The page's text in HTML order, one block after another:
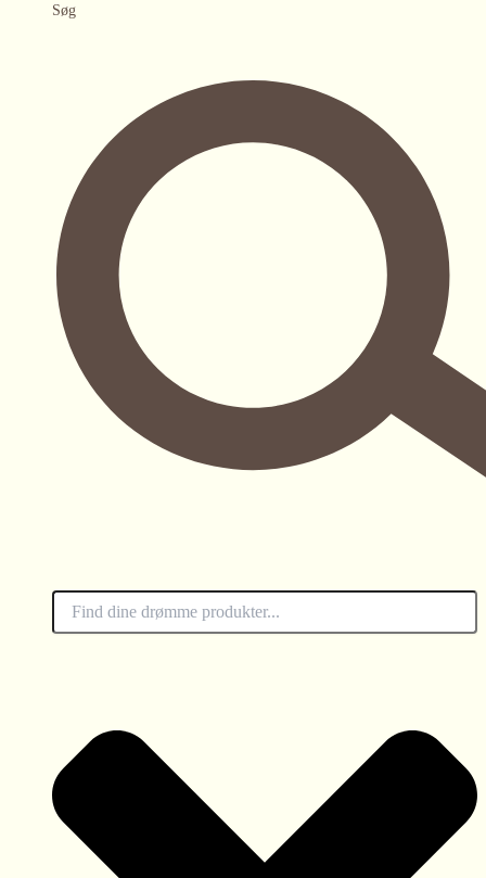
Søg